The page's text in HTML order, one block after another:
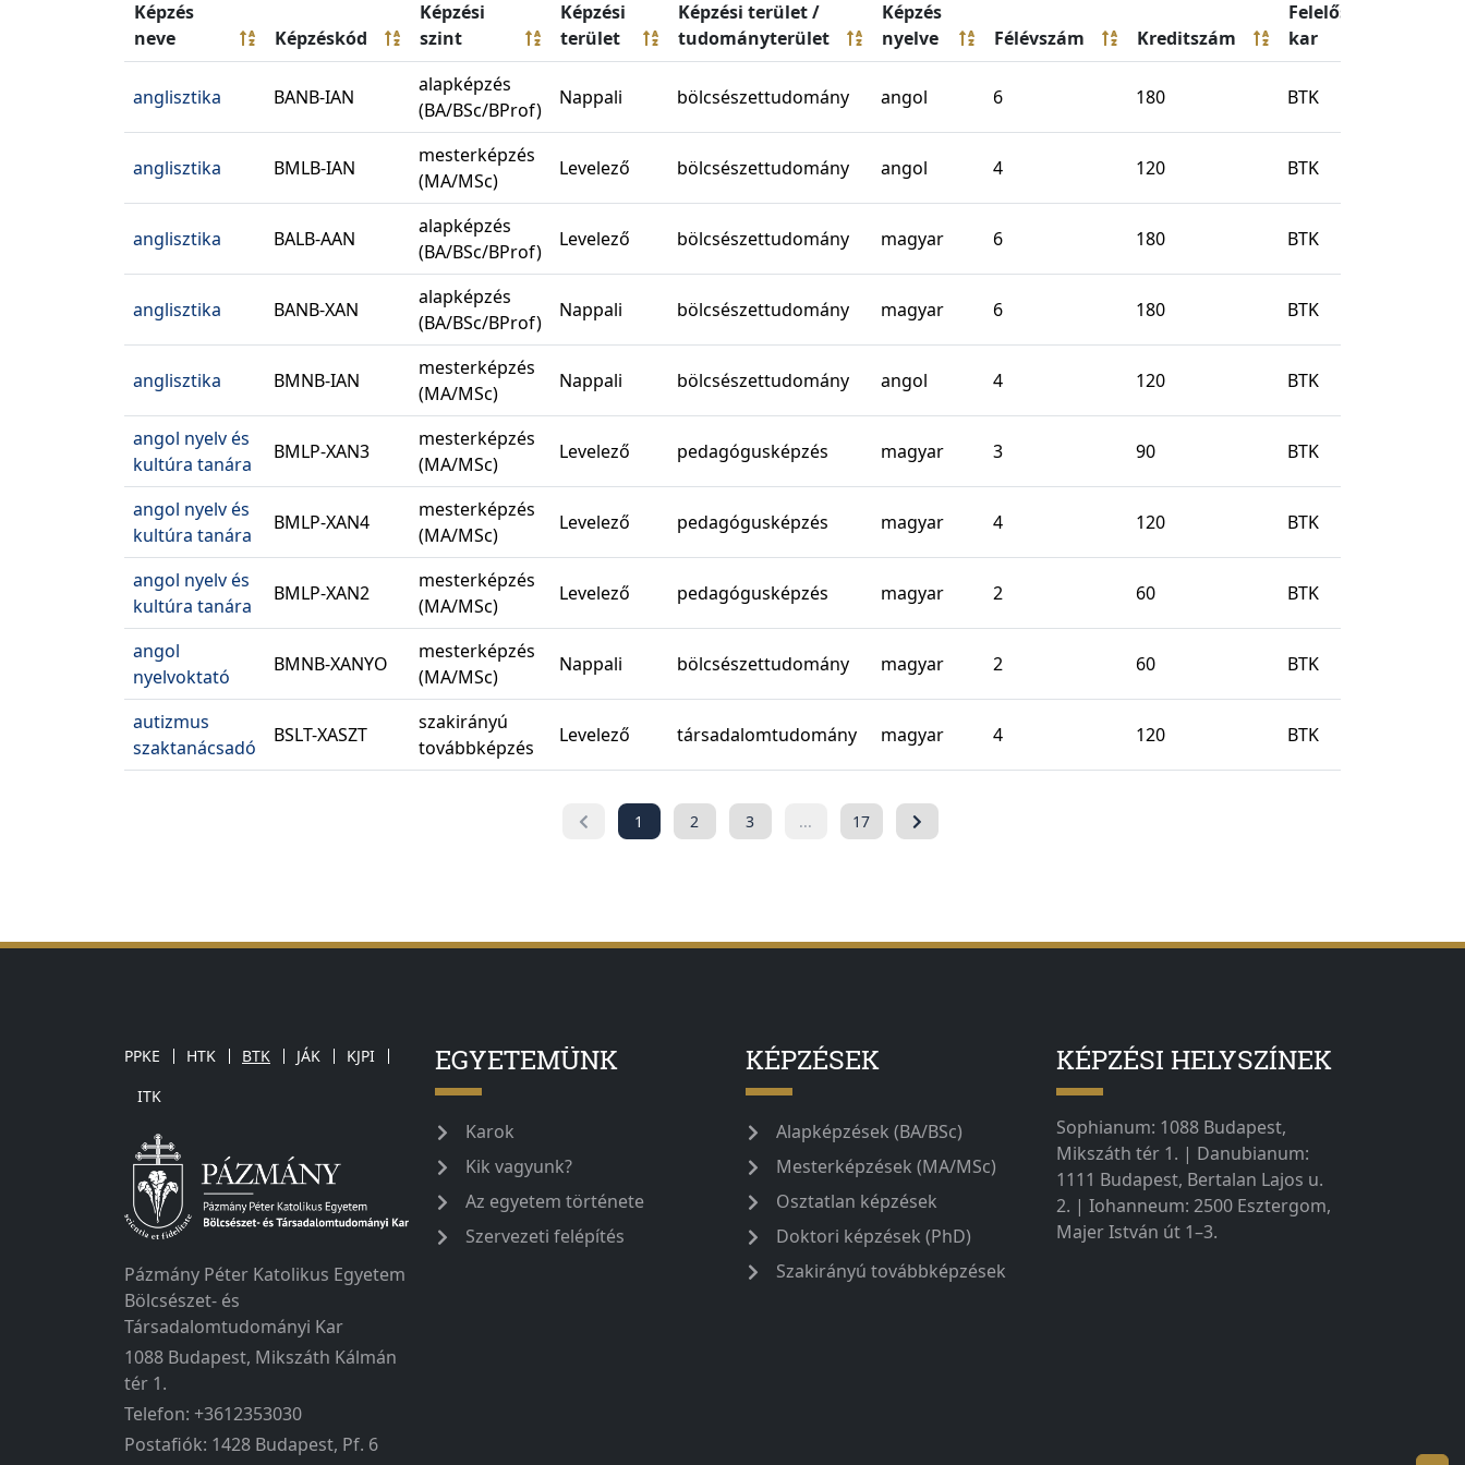
Képzés
neve
Képzéskód
Képzési
szint
Képzési
terület
Képzési terület /
tudományterület
Képzés
nyelve
Félévszám Kreditszám
Felelős
kar
anglisztika BANB-IAN
alapképzés
(BA/BSc/BProf)
Nappali bölcsészettudomány angol 6 180 BTK
anglisztika BMLB-IAN
mesterképzés
(MA/MSc)
Levelező bölcsészettudomány angol 4 120 BTK
anglisztika BALB-AAN
alapképzés
(BA/BSc/BProf)
Levelező bölcsészettudomány magyar 6 180 BTK
anglisztika BANB-XAN
alapképzés
(BA/BSc/BProf)
Nappali bölcsészettudomány magyar 6 180 BTK
anglisztika BMNB-IAN
mesterképzés
(MA/MSc)
Nappali bölcsészettudomány angol 4 120 BTK
angol nyelv és
kultúra tanára
BMLP-XAN3
mesterképzés
(MA/MSc)
Levelező pedagógusképzés magyar 3 90 BTK
angol nyelv és
kultúra tanára
BMLP-XAN4
mesterképzés
(MA/MSc)
Levelező pedagógusképzés magyar 4 120 BTK
angol nyelv és
kultúra tanára
BMLP-XAN2
mesterképzés
(MA/MSc)
Levelező pedagógusképzés magyar 2 60 BTK
angol
nyelvoktató
BMNB-XANYO
mesterképzés
(MA/MSc)
Nappali bölcsészettudomány magyar 2 60 BTK
autizmus
szaktanácsadó
BSLT-XASZT
szakirányú
továbbképzés
Levelező társadalomtudomány magyar 4 120 BTK
1 2 3 ... 17
PPKE HTK BTK JÁK
KJPI
ITK
Pázmány Péter Katolikus Egyetem
Bölcsészet- és
Társadalomtudományi Kar
1088 Budapest, Mikszáth Kálmán
tér 1.
Telefon: +3612353030
Postafiók: 1428 Budapest, Pf. 6
EGYETEMÜNK
Karok
Kik vagyunk?
Az egyetem története
Szervezeti felépítés
KÉPZÉSEK
Alapképzések (BA/BSc)
Mesterképzések (MA/MSc)
Osztatlan képzések
Doktori képzések (PhD)
Szakirányú továbbképzések
KÉPZÉSI HELYSZÍNEK
Sophianum: 1088 Budapest,
Mikszáth tér 1. | Danubianum:
1111 Budapest, Bertalan Lajos u.
2. | Iohanneum: 2500 Esztergom,
Majer István út 1–3.